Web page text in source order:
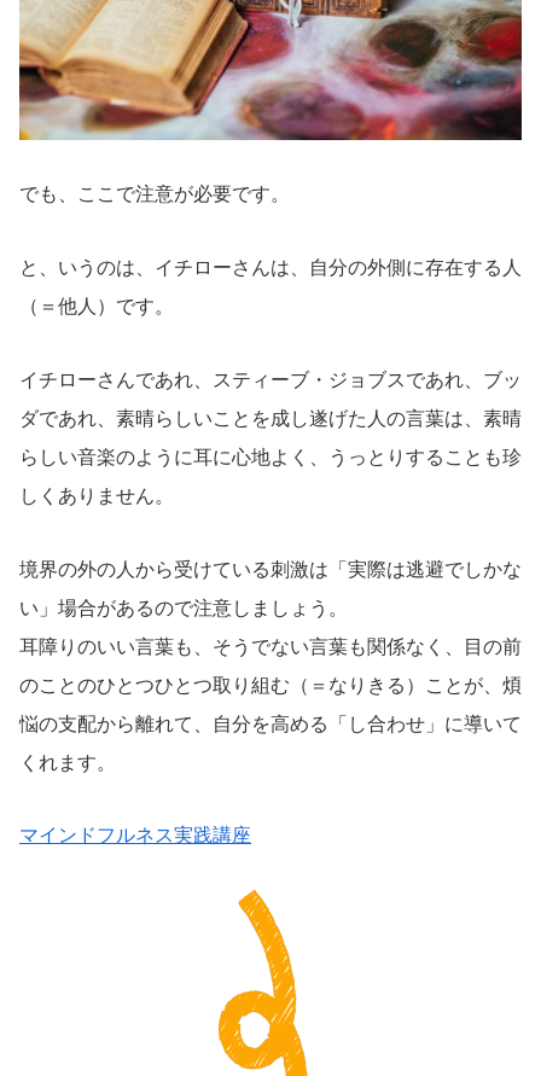
でも、ここで注意が必要です。
と、いうのは、イチローさんは、自分の外側に存在する人
（＝他人）です。
イチローさんであれ、スティーブ・ジョブスであれ、ブッ
ダであれ、素晴らしいことを成し遂げた人の言葉は、素晴
らしい音楽のように耳に心地よく、うっとりすることも珍
しくありません。
境界の外の人から受けている刺激は「実際は逃避でしかな
い」場合があるので注意しましょう。
耳障りのいい言葉も、そうでない言葉も関係なく、目の前
のことのひとつひとつ取り組む（＝なりきる）ことが、煩
悩の支配から離れて、自分を高める「し合わせ」に導いて
くれます。
マインドフルネス実践講座